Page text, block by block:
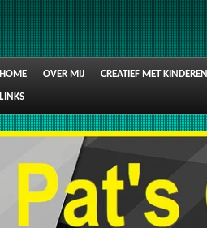
HOME OVER MIJ CREATIEF MET KINDEREN
LINKS